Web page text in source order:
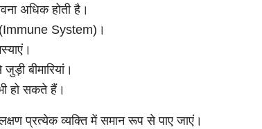
अधिक होती है।
(Immune System)।
बीमारियां।
हो सकते हैं।
प्रत्येक व्यक्ति में समान रूप से पाए जाएं।